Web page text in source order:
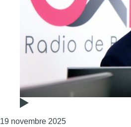
19 novembre 2025Consulter l'article